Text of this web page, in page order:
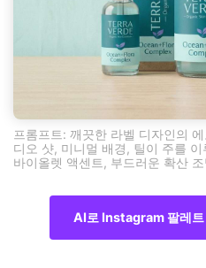
프롬프트: 깨끗한 라벨 디자인의
디오 샷, 미니멀 배경, 틸이 주를
바이올렛 액센트, 부드러운 확산
AI로 Instagram 팔레트